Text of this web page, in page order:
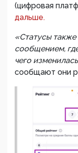
(цифровая
дальше.
«Статусы
сообщением,
чего
сообщают они